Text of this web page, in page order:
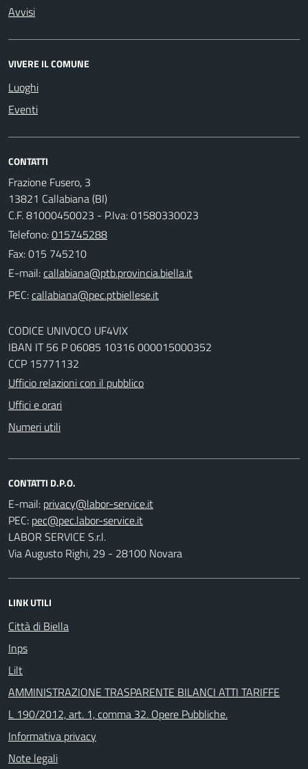
Avvisi
VIVERE IL COMUNE
Luoghi
Eventi
CONTATTI
Frazione Fusero, 3
13821 Callabiana (BI)
C.F. 81000450023 - P.Iva: 01580330023
Telefono:015745288
Fax: 015 745210
E-mail:
PEC:
CODICE UNIVOCO UF4VIX
IBAN IT 56 P 06085 10316 000015000352
CCP 15771132
Ufficio relazioni con il pubblico
Uffici e orari
Numeri utili
CONTATTI D.P.O.
E-mail:
PEC:
LABOR SERVICE S.r.l.
Via Augusto Righi, 29 - 28100 Novara
LINK UTILI
Città di Biella
Inps
Lilt
AMMINISTRAZIONE TRASPARENTE BILANCI ATTI TARIFFE
L 190/2012, art. 1, comma 32. Opere Pubbliche.
Informativa privacy
Note legali